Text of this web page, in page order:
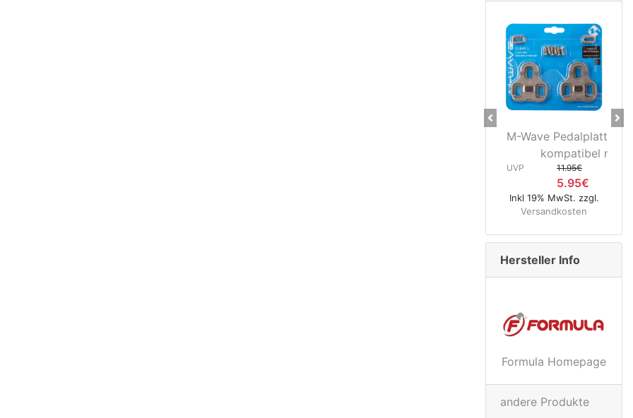
M-Wave Pedalplatten
kompatibel mit...
UVP 11.95€
5.95€
Inkl 19% MwSt. zzgl.
Versandkosten
Previous
Hersteller Info
Formula Homepage
andere Produkte